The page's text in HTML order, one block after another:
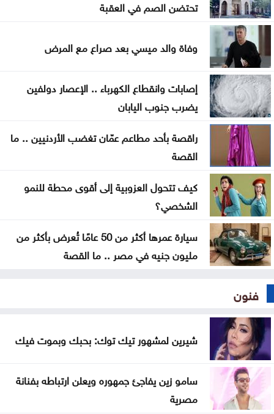
القناة 13: خلافات تل أبيب وواشنطن تتعمق بشأن إنهاء
القتال في 3 جبهات
ترمب: نراقب إيران اقتصادياً ونؤجل أي تحرك عسكري
كبير
الحيصة: أراضي مشروع سكة العقبة ستسجل باسم
خزينة الدولة
تحتضن الصم في العقبة
وفاة والد ميسي بعد صراع مع المرض
إصابات وانقطاع الكهرباء .. الإعصار دولفين
يضرب جنوب اليابان
راقصة بأحد مطاعم عمّان تغضب الأردنيين .. ما
القصة
كيف تتحول العزوبية إلى أقوى محطة للنمو
الشخصي؟
سيارة عمرها أكثر من 50 عامًا تُعرض بأكثر من
مليون جنيه في مصر .. ما القصة
فنون
شيرين لمشهور تيك توك: بحبك وبموت فيك
سامو زين يفاجئ جمهوره ويعلن ارتباطه بفنانة
مصرية